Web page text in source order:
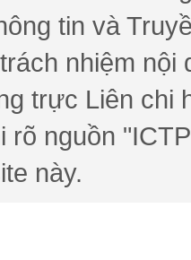
tin và
nhiệm nội
trực Liên chi
rõ nguồn
này.